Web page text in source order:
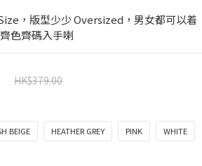
，版型少少 Oversized，男女都可以着
色齊碼入手喇
HK$379.00
BEIGE HEATHER GREY PINK WHITE